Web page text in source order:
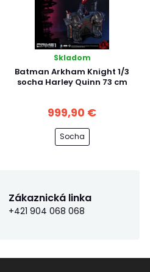
Skladom
Batman Arkham Knight 1/3
socha Harley Quinn 73 cm
999,90 €
Socha
Zákaznická linka
+421 904 068 068